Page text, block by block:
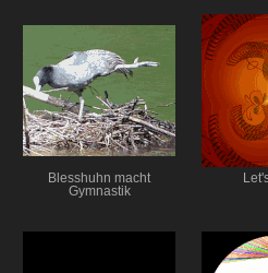
Blesshuhn macht
Gymnastik